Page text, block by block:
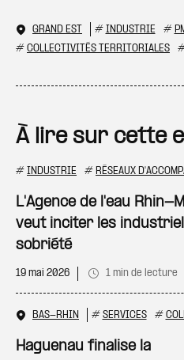
GRAND EST # INDUSTRIE #
# COLLECTIVITÉS TERRITORIALES
À lire sur cette
# INDUSTRIE # RÉSEAUX
L'Agence de l'eau Rhin-
veut inciter les
sobriété
19 mai 2026 1 min de lecture
BAS-RHIN # SERVICES #
Haguenau finalise la